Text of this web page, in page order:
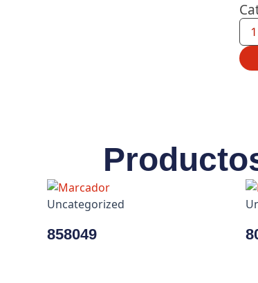
007
Uncategorized
858049